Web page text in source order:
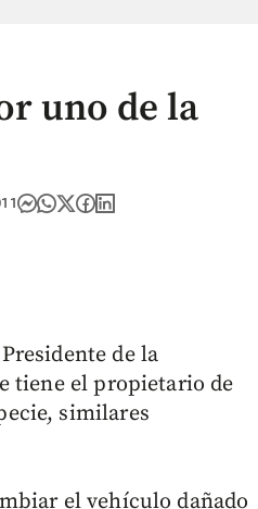
uno de la
de la
tiene el propietario de
similares
el vehículo dañado